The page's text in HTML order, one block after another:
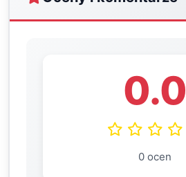
0.0
0 ocen